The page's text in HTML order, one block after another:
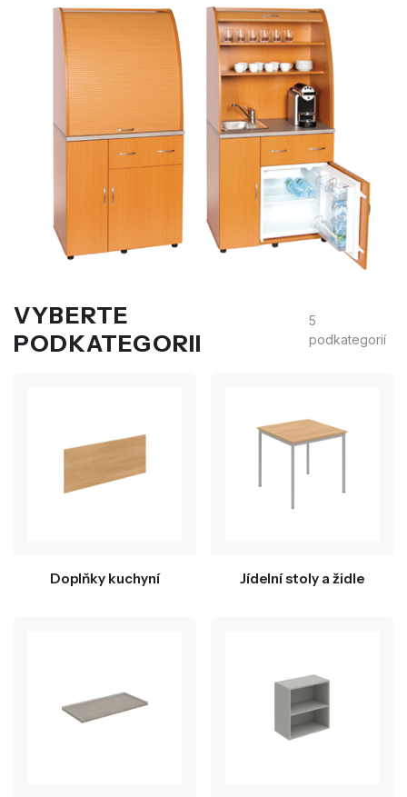
VYBERTE
PODKATEGORII
5
podkategorií
Doplňky kuchyní Jídelní stoly a židle